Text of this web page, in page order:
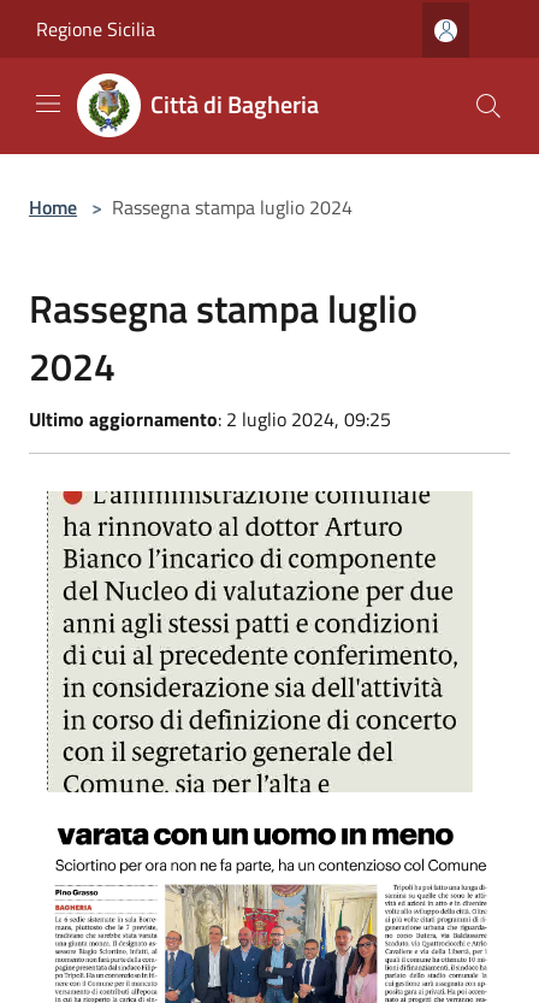
Regione Sicilia
Città di Bagheria
Home > Rassegna stampa luglio 2024
Rassegna stampa luglio
2024
Ultimo aggiornamento: 2 luglio 2024, 09:25
GDS 03/07//2024 Nucleo di valutazione, incarico a Biaco
GDS 02/07/2024 Bagheria, ecco la nuova giunta, varata